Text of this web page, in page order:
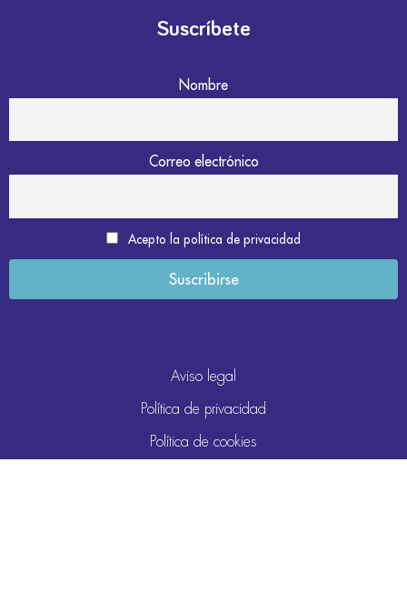
Suscríbete
Nombre
Correo electrónico
Acepto la política de privacidad
Aviso legal
Política de privacidad
Política de cookies